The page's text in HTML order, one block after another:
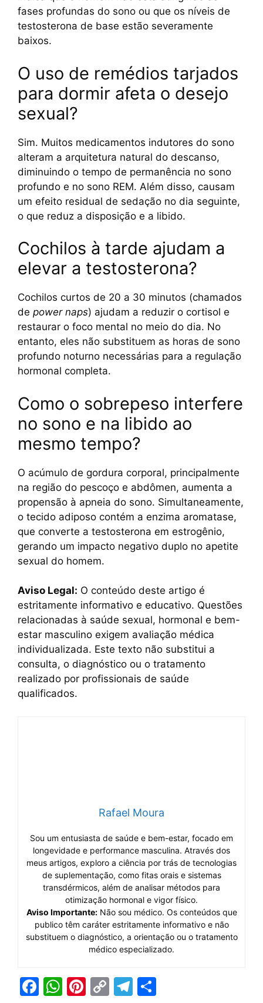
fases profundas do sono ou que os níveis de
testosterona de base estão severamente
baixos.
O uso de remédios tarjados
para dormir afeta o desejo
sexual?
Sim. Muitos medicamentos indutores do sono
alteram a arquitetura natural do descanso,
diminuindo o tempo de permanência no sono
profundo e no sono REM. Além disso, causam
um efeito residual de sedação no dia seguinte,
o que reduz a disposição e a libido.
Cochilos à tarde ajudam a
elevar a testosterona?
Cochilos curtos de 20 a 30 minutos (chamados
de power naps) ajudam a reduzir o cortisol e
restaurar o foco mental no meio do dia. No
entanto, eles não substituem as horas de sono
profundo noturno necessárias para a regulação
hormonal completa.
Como o sobrepeso interfere
no sono e na libido ao
mesmo tempo?
O acúmulo de gordura corporal, principalmente
na região do pescoço e abdômen, aumenta a
propensão à apneia do sono. Simultaneamente,
o tecido adiposo contém a enzima aromatase,
que converte a testosterona em estrogênio,
gerando um impacto negativo duplo no apetite
sexual do homem.
Aviso Legal: O conteúdo deste artigo é
estritamente informativo e educativo. Questões
relacionadas à saúde sexual, hormonal e bem-
estar masculino exigem avaliação médica
individualizada. Este texto não substitui a
consulta, o diagnóstico ou o tratamento
realizado por profissionais de saúde
qualificados.
Rafael Moura
Sou um entusiasta de saúde e bem-estar, focado em
longevidade e performance masculina. Através dos
meus artigos, exploro a ciência por trás de tecnologias
de suplementação, como fitas orais e sistemas
transdérmicos, além de analisar métodos para
otimização hormonal e vigor físico.
Aviso Importante:Não sou médico. Os conteúdos que
publico têm caráter estritamente informativo e não
substituem o diagnóstico, a orientação ou o tratamento
médico especializado.
F
W Pi C
T